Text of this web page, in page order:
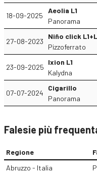
18-09-2025
Aeolia L1
Panorama
27-08-2023
Niño click
Pizzoferrato
23-09-2025
Ixion L1
Kalydna
07-07-2024
Cigarillo
Panorama
Falesie più
Regione
Abruzzo - Italia